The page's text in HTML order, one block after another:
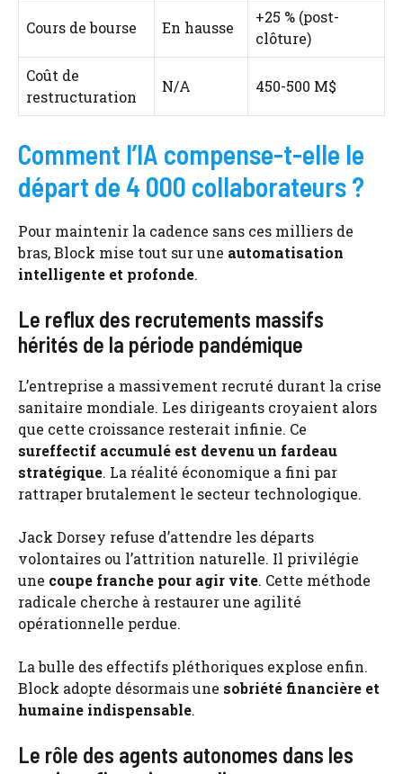
Cours de bourse En hausse
+25 % (post-
clôture)
Coût de
restructuration
N/A 450-500 M$
Comment l’IA compense-t-elle le
départ de 4 000 collaborateurs ?
Pour maintenir la cadence sans ces milliers de
bras, Block mise tout sur une automatisation
intelligente et profonde.
Le reflux des recrutements massifs
hérités de la période pandémique
L’entreprise a massivement recruté durant la crise
sanitaire mondiale. Les dirigeants croyaient alors
que cette croissance resterait infinie. Ce
sureffectif accumulé est devenu un fardeau
stratégique. La réalité économique a fini par
rattraper brutalement le secteur technologique.
Jack Dorsey refuse d’attendre les départs
volontaires ou l’attrition naturelle. Il privilégie
une coupe franche pour agir vite. Cette méthode
radicale cherche à restaurer une agilité
opérationnelle perdue.
La bulle des effectifs pléthoriques explose enfin.
Block adopte désormais une sobriété financière et
humaine indispensable.
Le rôle des agents autonomes dans les